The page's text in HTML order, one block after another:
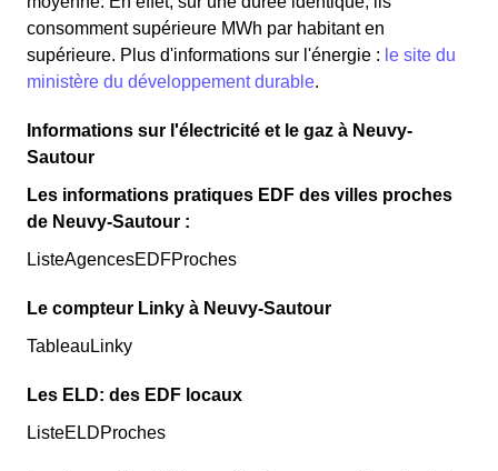
consomment supérieure MWh par habitant en
supérieure. Plus d'informations sur l'énergie : le site du
ministère du développement durable.
Informations sur l'électricité et le gaz à Neuvy-
Sautour
Les informations pratiques EDF des villes proches
de Neuvy-Sautour :
ListeAgencesEDFProches
Le compteur Linky à Neuvy-Sautour
TableauLinky
Les ELD: des EDF locaux
ListeELDProches